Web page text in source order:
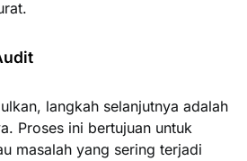
langkah selanjutnya adalah
Proses ini bertujuan untuk
masalah yang sering terjadi